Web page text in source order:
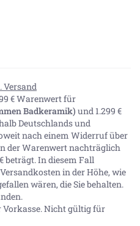
Versand
€ Warenwert für
Badkeramik) und 1.299 €
Deutschlands und
nach einem Widerruf über
der Warenwert nachträglich
beträgt. In diesem Fall
in der Höhe, wie
wären, die Sie behalten.
Vorkasse. Nicht gültig für